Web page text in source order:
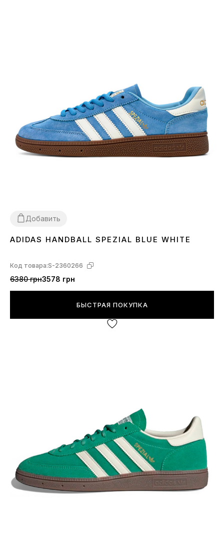
Добавить
37
ADIDAS HANDBALL SPEZIAL BLUE WHITE
Код товара:S-2360266
6380 грн3578 грн
БЫСТРАЯ ПОКУПКА